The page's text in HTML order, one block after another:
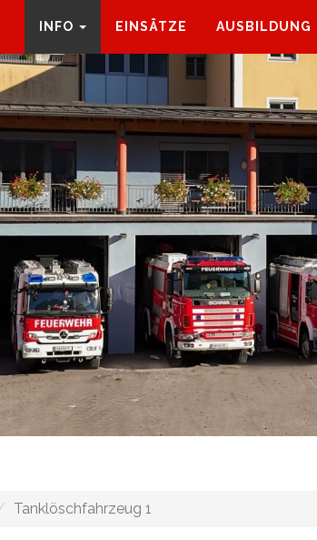
INFO EINSÄTZE AUSBILDUNG
Tanklöschfahrzeug 1